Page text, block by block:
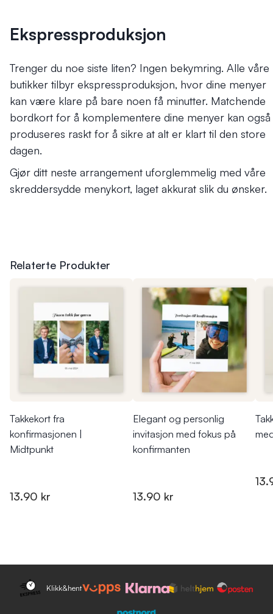
Ekspressproduksjon
Trenger du noe siste liten? Ingen bekymring. Alle våre
butikker tilbyr ekspressproduksjon, hvor dine menyer
kan være klare på bare noen få minutter. Matchende
bordkort for å komplementere dine menyer kan også
produseres raskt for å sikre at alt er klart til den store
dagen.
Gjør ditt neste arrangement uforglemmelig med våre
skreddersydde menykort, laget akkurat slik du ønsker.
Relaterte Produkter
Takkekort fra
konfirmasjonen |
Midtpunkt
13.90 kr
Elegant og personlig
invitasjon med fokus på
konfirmanten
13.90 kr
Klikk&hent